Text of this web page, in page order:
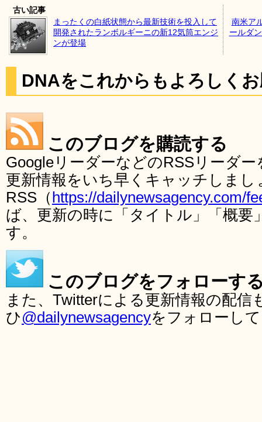
古い記事
まったくの白紙状態から最新技術を投入して
開発されたランボルギーニの新12気筒エンジ
ンが登場
南米ア
ールダ
DNAをこれからもよろしく
このブログを購読する
GoogleリーダーなどのRSSリーダ
更新情報をいち早くキャッチしま
RSS（ https://dailynewsagency.com/
ば、更新の時に「タイトル」「概要
す。
このブログをフォローす
また、Twitterによる更新情報の配
ひ@dailynewsagencyをフォローし